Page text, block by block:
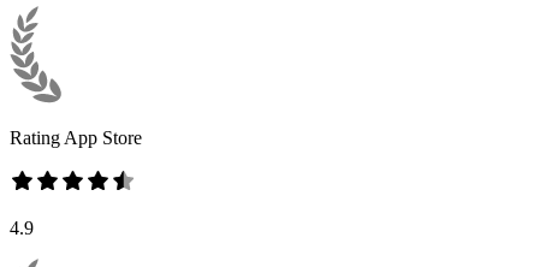
Rating App Store
4.9